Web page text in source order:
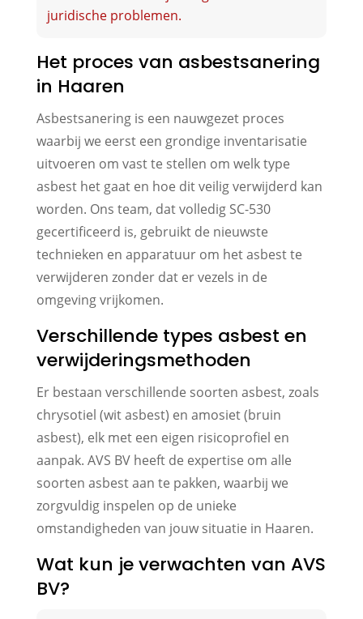
juridische problemen.
Het proces van asbestsanering
in Haaren
Asbestsanering is een nauwgezet proces
waarbij we eerst een grondige inventarisatie
uitvoeren om vast te stellen om welk type
asbest het gaat en hoe dit veilig verwijderd kan
worden. Ons team, dat volledig SC-530
gecertificeerd is, gebruikt de nieuwste
technieken en apparatuur om het asbest te
verwijderen zonder dat er vezels in de
omgeving vrijkomen.
Verschillende types asbest en
verwijderingsmethoden
Er bestaan verschillende soorten asbest, zoals
chrysotiel (wit asbest) en amosiet (bruin
asbest), elk met een eigen risicoprofiel en
aanpak. AVS BV heeft de expertise om alle
soorten asbest aan te pakken, waarbij we
zorgvuldig inspelen op de unieke
omstandigheden van jouw situatie in Haaren.
Wat kun je verwachten van AVS
BV?